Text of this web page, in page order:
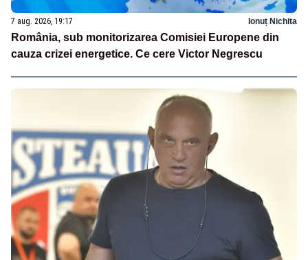
7 aug. 2026, 19:17 Ionuț Nichita
România, sub monitorizarea Comisiei Europene din
cauza crizei energetice. Ce cere Victor Negrescu